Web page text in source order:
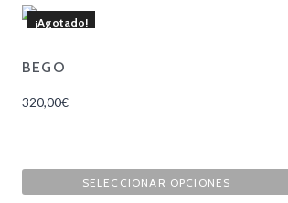
¡Agotado!
BEGO
320,00€
SELECCIONAR OPCIONES